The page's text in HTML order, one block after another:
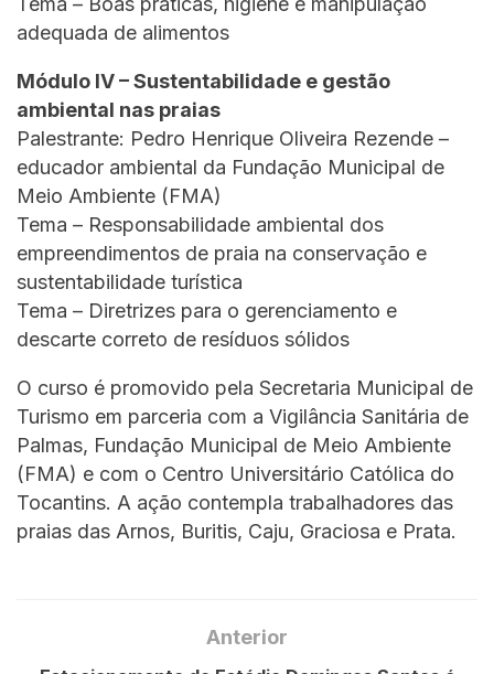
adequada de alimentos
Módulo IV – Sustentabilidade e gestão
ambiental nas praias
Palestrante: Pedro Henrique Oliveira Rezende –
educador ambiental da Fundação Municipal de
Meio Ambiente (FMA)
Tema – Responsabilidade ambiental dos
empreendimentos de praia na conservação e
sustentabilidade turística
Tema – Diretrizes para o gerenciamento e
descarte correto de resíduos sólidos
O curso é promovido pela Secretaria Municipal de
Turismo em parceria com a Vigilância Sanitária de
Palmas, Fundação Municipal de Meio Ambiente
(FMA) e com o Centro Universitário Católica do
Tocantins. A ação contempla trabalhadores das
praias das Arnos, Buritis, Caju, Graciosa e Prata.
Anterior